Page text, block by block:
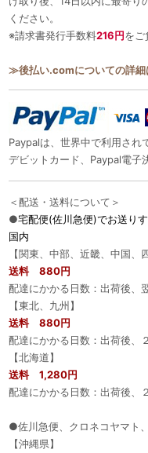
ください。
※請求書発行手数料216円をご
≫後払い.comについての詳細
Paypalは、世界中で利用され
デビットカード、Paypal電子
＜配送・送料について＞
●宅配便(佐川急便)でお送り
国内
【関東、中部、近畿、中国、
送料 880円
配達にかかる日数：出荷後、
【東北、九州】
送料 880円
配達にかかる日数：出荷後、
【北海道】
送料 1,280円
配達にかかる日数：出荷後、
●佐川急便、クロネコヤマト
【沖縄県】